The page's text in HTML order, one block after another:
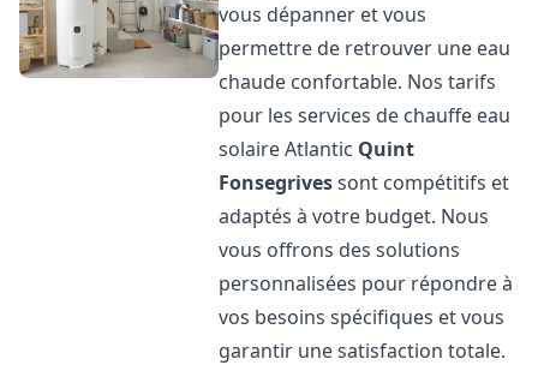
vous dépanner et vous
permettre de retrouver une eau
chaude confortable. Nos tarifs
pour les services de chauffe eau
solaire Atlantic Quint
Fonsegrivessont compétitifs et
adaptés à votre budget. Nous
vous offrons des solutions
personnalisées pour répondre à
vos besoins spécifiques et vous
garantir une satisfaction totale.